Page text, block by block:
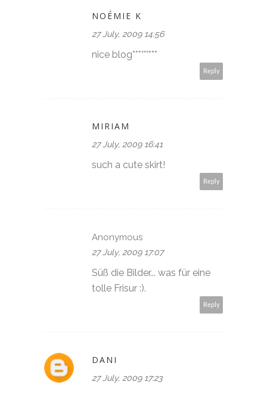
NOÉMIE K
27 July, 2009 14:56
nice blog***°°°***
Reply
MIRIAM
27 July, 2009 16:41
such a cute skirt!
Reply
Anonymous
27 July, 2009 17:07
Süß die Bilder... was für eine
tolle Frisur :).
Reply
DANI
27 July, 2009 17:23